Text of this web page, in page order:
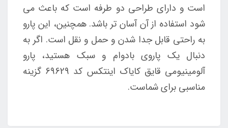
است و دارای طراحی دو طرفه است که باعث می
شود استفاده از آن آسان تر باشد. همچنین، این پارو
به راحتی قابل جدا شدن و حمل و نقل است. اگر به
دنبال یک پاروی بادوام و سبک هستید، پارو
آلومینیومی قایق کایاک اینتکس کد 69629 گزینه
مناسبی برای شماست.